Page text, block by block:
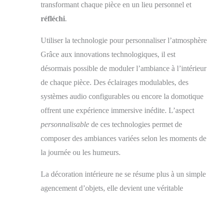
transformant chaque pièce en un lieu personnel et
réfléchi.
Utiliser la technologie pour personnaliser l’atmosphère
Grâce aux innovations technologiques, il est
désormais possible de moduler l’ambiance à l’intérieur
de chaque pièce. Des éclairages modulables, des
systèmes audio configurables ou encore la domotique
offrent une expérience immersive inédite. L’aspect
personnalisable de ces technologies permet de
composer des ambiances variées selon les moments de
la journée ou les humeurs.
La décoration intérieure ne se résume plus à un simple
agencement d’objets, elle devient une véritable